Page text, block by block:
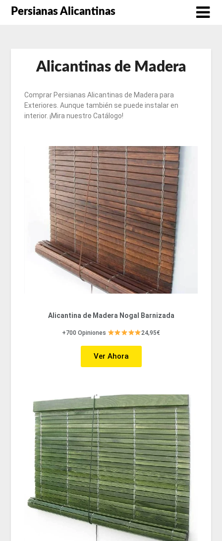
Persianas Alicantinas
Alicantinas de Madera
Comprar Persianas Alicantinas de Madera para
Exteriores. Aunque también se puede instalar en
interior. ¡Mira nuestro Catálogo!
Alicantina de Madera Nogal Barnizada
+700 Opiniones 24,95€
Ver Ahora